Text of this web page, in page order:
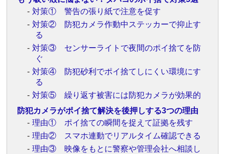
対策① 警告の張り紙で注意を促す
対策② 防犯カメラ作動中ステッカーで抑止す
る
対策③ センサーライトで夜間のポイ捨てを防
ぐ
対策④ 防犯砂利でポイ捨てしにくい環境にす
る
対策⑤ 繰り返す被害には防犯カメラが効果的
防犯カメラがポイ捨て解決を後押しする3つの理由
理由① ポイ捨ての瞬間を捉えて証拠を残す
理由② スマホ連動でリアルタイム確認できる
理由③ 映像をもとに警察や管理会社へ相談し